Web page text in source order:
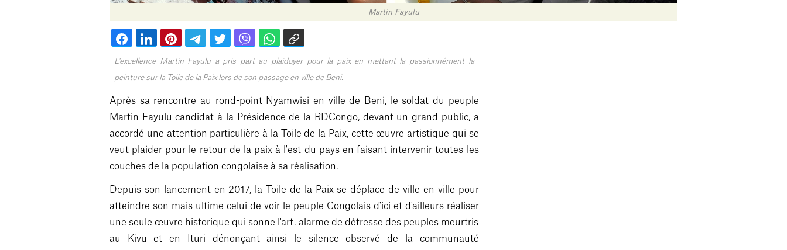
Martin Fayulu
L'excellence Martin Fayulu a pris part au plaidoyer pour la paix en mettant la passionnément la
peinture sur la Toile de la Paix lors de son passage en ville de Beni.
Après sa rencontre au rond-point Nyamwisi en ville de Beni, le soldat du peuple
Martin Fayulu candidat à la Présidence de la RDCongo, devant un grand public, a
accordé une attention particulière à la Toile de la Paix, cette œuvre artistique qui se
veut plaider pour le retour de la paix à l'est du pays en faisant intervenir toutes les
couches de la population congolaise à sa réalisation.
Depuis son lancement en 2017, la Toile de la Paix se déplace de ville en ville pour
atteindre son mais ultime celui de voir le peuple Congolais d'ici et d'ailleurs réaliser
une seule œuvre historique qui sonne l'art. alarme de détresse des peuples meurtris
au Kivu et en Ituri dénonçant ainsi le silence observé de la communauté